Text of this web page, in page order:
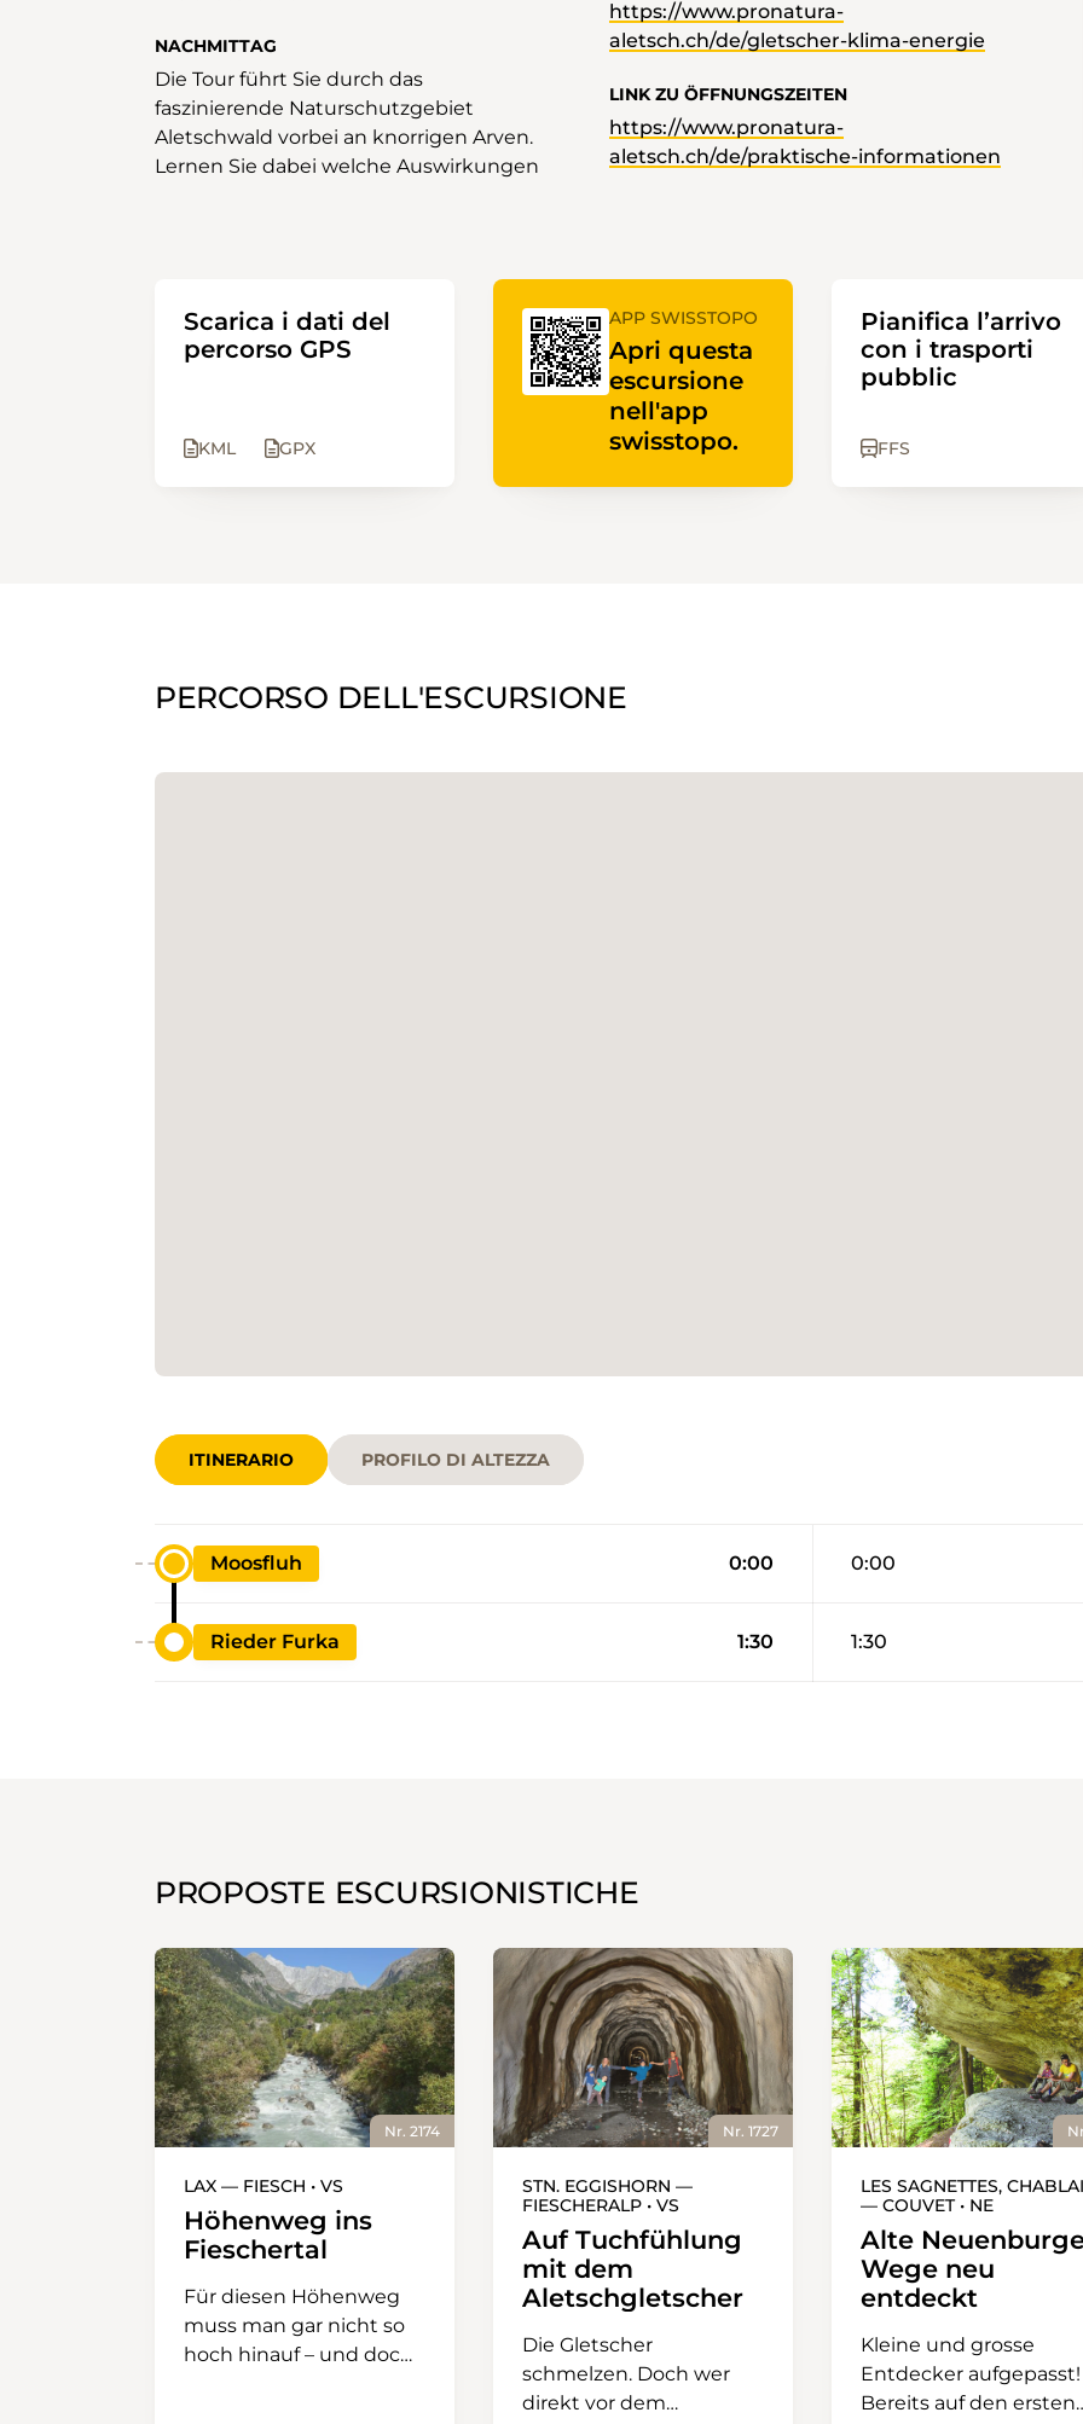
NACHMITTAG
Die Tour führt Sie durch das
faszinierende Naturschutzgebiet
Aletschwald vorbei an knorrigen Arven.
Lernen Sie dabei welche Auswirkungen
https://www.pronatura-
aletsch.ch/de/gletscher-klima-energie
LINK ZU ÖFFNUNGSZEITEN
https://www.pronatura-
aletsch.ch/de/praktische-informationen
Scarica i dati del
percorso GPS
KML GPX
APP SWISSTOPO
Apri questa
escursione
nell'app
swisstopo.
Pianifica l’arrivo
con i trasporti
pubblic
FFS
PERCORSO DELL'ESCURSIONE
ITINERARIO PROFILO DI ALTEZZA
Moosfluh 0:00 0:00
Rieder Furka 1:30 1:30
PROPOSTE ESCURSIONISTICHE
Nr. 2174
LAX — FIESCH • VS
Höhenweg ins
Fieschertal
Für diesen Höhenweg
muss man gar nicht so
hoch hinauf – und doch
Nr. 1727
STN. EGGISHORN —
FIESCHERALP • VS
Auf Tuchfühlung
mit dem
Aletschgletscher
Die Gletscher
schmelzen. Doch wer
direkt vor dem
LES SAGNETTES,
— COUVET • NE
Alte
Wege neu
entdeckt
Kleine und grosse
Entdecker aufgepasst!
Bereits auf den ersten